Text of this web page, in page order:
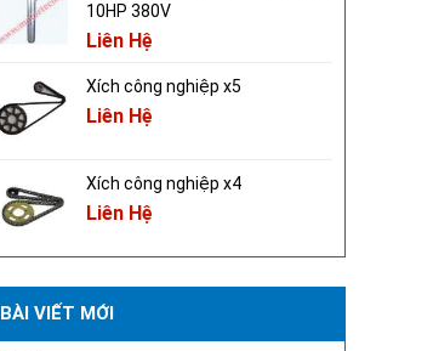
10HP 380V
Liên Hệ
Xích công nghiệp x5
Liên Hệ
Xích công nghiệp x4
Liên Hệ
BÀI VIẾT MỚI